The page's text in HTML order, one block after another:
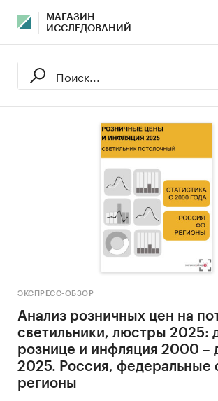
МАГАЗИН
ИССЛЕДОВАНИЙ
ЭКСПРЕСС-ОБЗОР
Анализ розничных цен на
светильники, люстры 2025:
рознице и инфляция 2000 –
2025. Россия, федеральные
регионы